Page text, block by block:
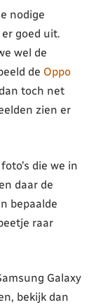
nodige
goed uit.
wel de
de Oppo
toch net
zien er
die we in
daar de
bepaalde
raar
Galaxy
bekijk dan